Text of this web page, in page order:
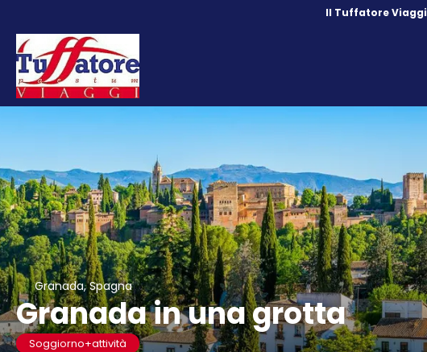
Il Tuffatore Viaggi
Granada, Spagna
Granada in una grotta
Soggiorno+attività